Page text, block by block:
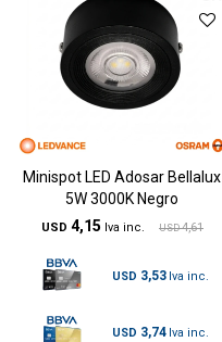
Minispot LED Adosar Bellalux
5W 3000K Negro
USD 4,15 USD 4,61
USD 3,53
USD 3,74